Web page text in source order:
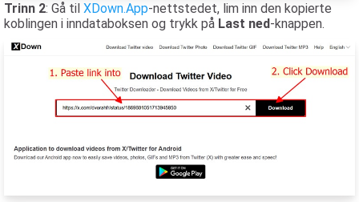
Trinn 2: Gå til XDown.App-nettstedet, lim inn den kopierte
koblingen i inndataboksen og trykk på Last ned-knappen.